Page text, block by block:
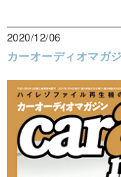
2020/12/06
カーオーディオマガ